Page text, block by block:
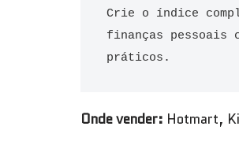
Crie o índice
finanças pessoais
práticos.
Onde vender: Hotmart,